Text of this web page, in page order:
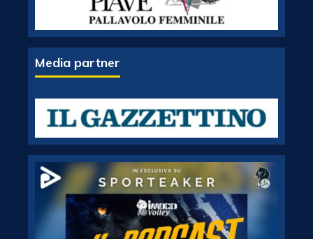
Media partner